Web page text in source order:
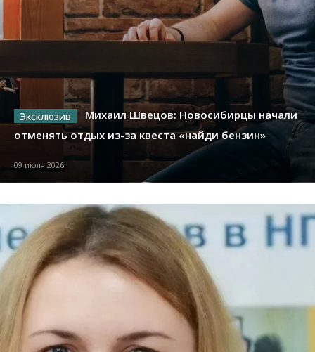
Михаил Швецов: Новосибирцы начали
отменять отдых из-за квеста «найди бензин»
09 июля 2026